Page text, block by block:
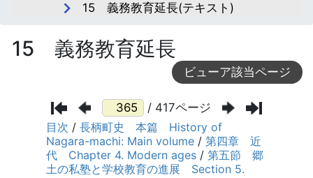
15 義務教育延長(テキスト)
15 義務教育延長
ビューア該当ページ
/ 417ページ